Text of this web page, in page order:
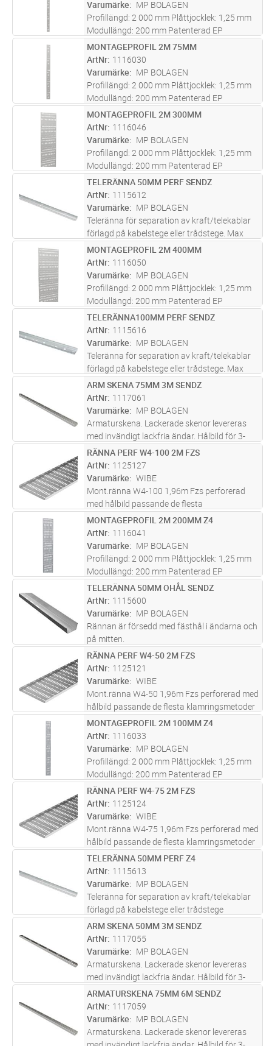
Varumärke
MP BOLAGEN
Profillängd: 2 000 mm Plåttjocklek: 1,25 mm
Modullängd: 200 mm Patenterad EP
0813012. Kan på begäran fås lackerad.
ST Lägg i kundvagn
MONTAGEPROFIL 2M 75MM
ArtNr 1116030
Varumärke
MP BOLAGEN
Profillängd: 2 000 mm Plåttjocklek: 1,25 mm
Modullängd: 200 mm Patenterad EP
0813012. Kan på begäran fås lackerad.
ST Lägg i kundvagn
MONTAGEPROFIL 2M 300MM
ArtNr 1116046
Varumärke
MP BOLAGEN
Profillängd: 2 000 mm Plåttjocklek: 1,25 mm
Modullängd: 200 mm Patenterad EP
0813012. Kan på begäran fås lackerad.
ST Lägg i kundvagn
TELERÄNNA 50MM PERF SENDZ
ArtNr 1115612
Varumärke
MP BOLAGEN
Teleränna för separation av kraft/telekablar
förlagd på kabelstege eller trådstege. Max
miljöklass C2. De stora hålen kan förses med
Ø 23 mm gummihylsa för att inte skada
ledningen, finns i E-nr list...läs mer
ST Lägg i kundvagn
MONTAGEPROFIL 2M 400MM
ArtNr 1116050
Varumärke
MP BOLAGEN
Profillängd: 2 000 mm Plåttjocklek: 1,25 mm
Modullängd: 200 mm Patenterad EP
0813012. Kan på begäran fås lackerad.
ST Lägg i kundvagn
TELERÄNNA100MM PERF SENDZ
ArtNr 1115616
Varumärke
MP BOLAGEN
Teleränna för separation av kraft/telekablar
förlagd på kabelstege eller trådstege. Max
miljöklass C2. De stora hålen kan förses med
Ø 23 mm gummihylsa för att inte skada
ledningen, finns i E-nr list...läs mer
ST Lägg i kundvagn
ARM SKENA 75MM 3M SENDZ
ArtNr 1117061
Varumärke
MP BOLAGEN
Armaturskena. Lackerade skenor levereras
med invändigt lackfria ändar. Hålbild för 3-
och 5-poliga snabbkontakter. Andra längder,
kulörer och varmförzinkad skena offereras på
begäran.
ST Lägg i kundvagn
RÄNNA PERF W4-100 2M FZS
ArtNr 1125127
Varumärke
WIBE
Mont.ränna W4-100 1,96m Fzs perforerad
med hålbild passande de flesta
klamringsmetoder
ST Lägg i kundvagn
MONTAGEPROFIL 2M 200MM Z4
ArtNr 1116041
Varumärke
MP BOLAGEN
Profillängd: 2 000 mm Plåttjocklek: 1,25 mm
Modullängd: 200 mm Patenterad EP
0813012. Kan på begäran fås lackerad.
ST Lägg i kundvagn
TELERÄNNA 50MM OHÅL SENDZ
ArtNr 1115600
Varumärke
MP BOLAGEN
Rännan är försedd med fästhål i ändarna och
på mitten.
ST Lägg i kundvagn
RÄNNA PERF W4-50 2M FZS
ArtNr 1125121
Varumärke
WIBE
Mont.ränna W4-50 1,96m Fzs perforerad med
hålbild passande de flesta klamringsmetoder
ST Lägg i kundvagn
MONTAGEPROFIL 2M 100MM Z4
ArtNr 1116033
Varumärke
MP BOLAGEN
Profillängd: 2 000 mm Plåttjocklek: 1,25 mm
Modullängd: 200 mm Patenterad EP
0813012. Kan på begäran fås lackerad.
ST Lägg i kundvagn
RÄNNA PERF W4-75 2M FZS
ArtNr 1125124
Varumärke
WIBE
Mont.ränna W4-75 1,96m Fzs perforerad med
hålbild passande de flesta klamringsmetoder
ST Lägg i kundvagn
TELERÄNNA 50MM PERF Z4
ArtNr 1115613
Varumärke
MP BOLAGEN
Teleränna för separation av kraft/telekablar
förlagd på kabelstege eller trådstege
utomhus. Max miljöklass C4. De stora hålen
kan förses med Ø 23 mm gummihylsa för att
inte skada ledningen, finns i E
ST Lägg i kundvagn
ARM SKENA 50MM 3M SENDZ
ArtNr 1117055
Varumärke
MP BOLAGEN
Armaturskena. Lackerade skenor levereras
med invändigt lackfria ändar. Hålbild för 3-
och 5-poliga snabbkontakter. Andra längder,
kulörer och varmförzinkad skena offereras på
begäran.
ST Lägg i kundvagn
ARMATURSKENA 75MM 6M SENDZ
ArtNr 1117059
Varumärke
MP BOLAGEN
Armaturskena. Lackerade skenor levereras